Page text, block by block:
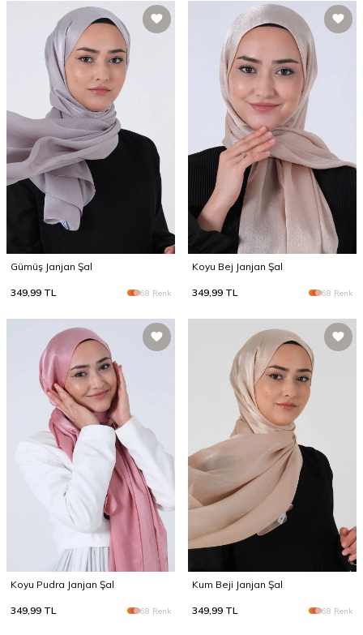
Gümüş Janjan Şal
349,99 TL 68 Renk
Koyu Bej Janjan Şal
349,99 TL 68 Renk
Koyu Pudra Janjan Şal
349,99 TL 68 Renk
Kum Beji Janjan Şal
349,99 TL 68 Renk